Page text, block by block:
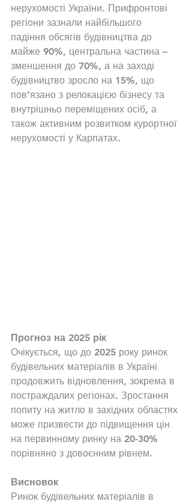
нерухомості України. Прифронтові
регіони зазнали найбільшого
падіння обсягів будівництва до
майже 90%, центральна частина –
зменшення до 70%, а на заході
будівництво зросло на 15%, що
пов’язано з релокацією бізнесу та
внутрішньо переміщених осіб, а
також активним розвитком курортної
нерухомості у Карпатах.
Прогноз на 2025 рік
Очікується, що до 2025 року ринок
будівельних матеріалів в Україні
продовжить відновлення, зокрема в
постраждалих регіонах. Зростання
попиту на житло в західних областях
може призвести до підвищення цін
на первинному ринку на 20-30%
порівняно з довоєнним рівнем.
Висновок
Ринок будівельних матеріалів в